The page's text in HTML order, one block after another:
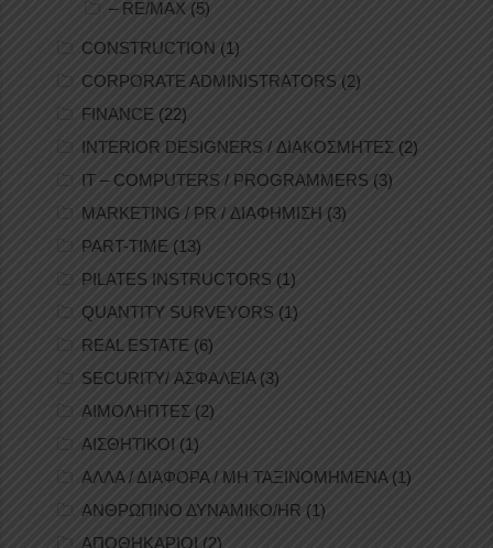
– RE/MAX (5)
CONSTRUCTION (1)
CORPORATE ADMINISTRATORS (2)
FINANCE (22)
INTERIOR DESIGNERS / ΔΙΑΚΟΣΜΗΤΕΣ (2)
IT – COMPUTERS / PROGRAMMERS (3)
MARKETING / PR / ΔΙΑΦΗΜΙΣΗ (3)
PART-TIME (13)
PILATES INSTRUCTORS (1)
QUANTITY SURVEYORS (1)
REAL ESTATE (6)
SECURITY/ ΑΣΦΑΛΕΙΑ(3)
ΑΙΜΟΛΗΠΤΕΣ (2)
ΑΙΣΘΗΤΙΚΟΙ (1)
ΑΛΛΑ / ΔΙΑΦΟΡΑ / ΜΗ ΤΑΞΙΝΟΜΗΜΕΝΑ(1)
ΑΝΘΡΩΠΙΝΟ ΔΥΝΑΜΙΚΟ/HR (1)
ΑΠΟΘΗΚΑΡΙΟΙ (2)